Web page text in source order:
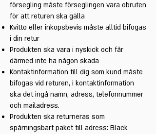
försegling måste förseglingen vara obruten
för att returen ska gälla
Kvitto eller inköpsbevis måste alltid bifogas
i din retur
Produkten ska vara i nyskick och får
därmed inte ha någon skada
Kontaktinformation till dig som kund måste
bifogas vid returen, i kontaktinformation
ska det ingå namn, adress, telefonnummer
och mailadress.
Produkten ska returneras som
spårningsbart paket till adress: Black